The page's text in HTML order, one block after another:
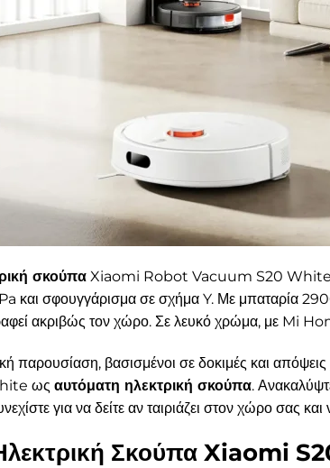
σκούπα Xiaomi Robot Vacuum S20 White
και σφουγγάρισμα σε σχήμα Y. Με μπαταρία
ακριβώς τον χώρο. Σε λευκό χρώμα, με Mi
παρουσίαση, βασισμένοι σε δοκιμές και
ως αυτόματη ηλεκτρική σκούπα.
για να δείτε αν ταιριάζει στον χώρο σας
Σκούπα Xiaomi